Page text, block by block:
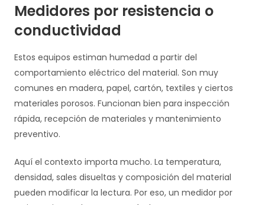
Medidores por resistencia o
conductividad
Estos equipos estiman humedad a partir del
comportamiento eléctrico del material. Son muy
comunes en madera, papel, cartón, textiles y ciertos
materiales porosos. Funcionan bien para inspección
rápida, recepción de materiales y mantenimiento
preventivo.
Aquí el contexto importa mucho. La temperatura,
densidad, sales disueltas y composición del material
pueden modificar la lectura. Por eso, un medidor por